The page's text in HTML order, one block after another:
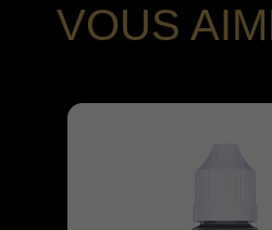
VOUS